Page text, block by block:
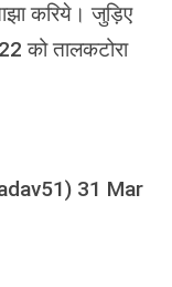
करिये। जुड़िए
को तालकटोरा
31 Mar